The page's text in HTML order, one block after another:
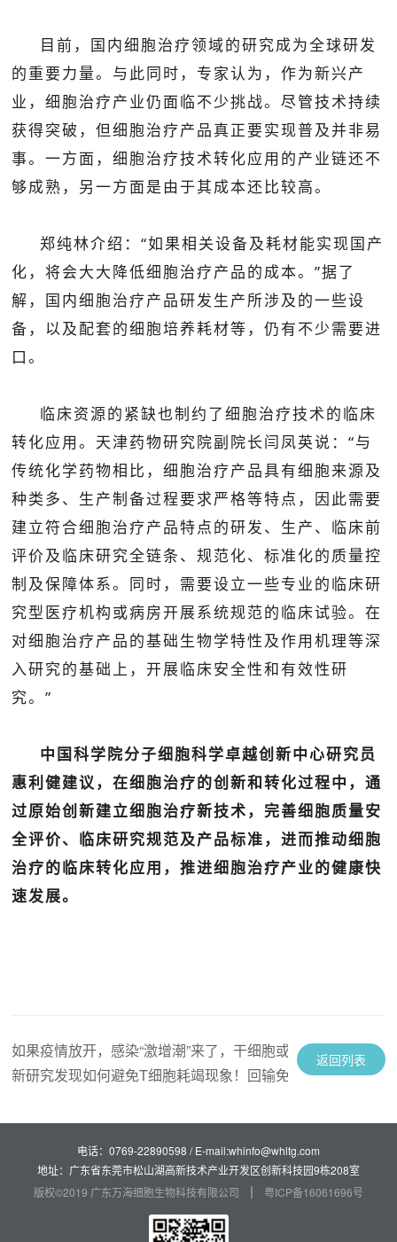
目前，国内细胞治疗领域的研究成为全球研发
的重要力量。与此同时，专家认为，作为新兴产
业，细胞治疗产业仍面临不少挑战。尽管技术持续
获得突破，但细胞治疗产品真正要实现普及并非易
事。一方面，细胞治疗技术转化应用的产业链还不
够成熟，另一方面是由于其成本还比较高。
郑纯林介绍：“如果相关设备及耗材能实现国产
化，将会大大降低细胞治疗产品的成本。”据了
解，国内细胞治疗产品研发生产所涉及的一些设
备，以及配套的细胞培养耗材等，仍有不少需要进
口。
临床资源的紧缺也制约了细胞治疗技术的临床
转化应用。天津药物研究院副院长闫凤英说：“与
传统化学药物相比，细胞治疗产品具有细胞来源及
种类多、生产制备过程要求严格等特点，因此需要
建立符合细胞治疗产品特点的研发、生产、临床前
评价及临床研究全链条、规范化、标准化的质量控
制及保障体系。同时，需要设立一些专业的临床研
究型医疗机构或病房开展系统规范的临床试验。在
对细胞治疗产品的基础生物学特性及作用机理等深
入研究的基础上，开展临床安全性和有效性研
究。”
中国科学院分子细胞科学卓越创新中心研究员
惠利健建议，在细胞治疗的创新和转化过程中，通
过原始创新建立细胞治疗新技术，完善细胞质量安
全评价、临床研究规范及产品标准，进而推动细胞
治疗的临床转化应用，推进细胞治疗产业的健康快
速发展。
如果疫情放开，感染“激增潮”来了，干细胞或是克服新冠肺
新研究发现如何避免T细胞耗竭现象！回输免疫细胞或可有效
返回列表
电话：0769-22890598 / E-mail:whinfo@whltg.com
地址：广东省东莞市松山湖高新技术产业开发区创新科技园9栋208室
版权©2019 广东万海细胞生物科技有限公司
粤ICP备16061696号